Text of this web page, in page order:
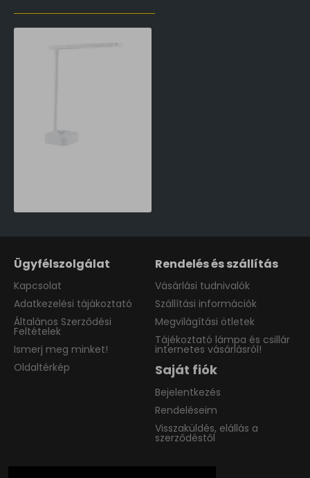
Ügyfélszolgálat
Kapcsolat
Adatkezelési tájákoztató
Általános Szerződési
Feltételek
Ismerj meg minket!
Oldaltérkép
Rendelés és szállítás
Vásárlási tudnivalók
Szállítási információk
Megvilágítási ötletek
Tájékoztató lámpa és csillár
internetes vásárlásról!
Saját fiók
Bejelentkezés
Rendeléseim
Visszaküldés, elállás a
szerződéstől